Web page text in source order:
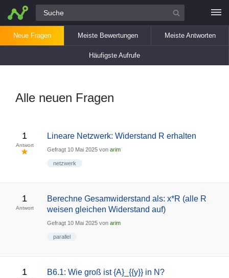
Alle Fragen
Neue Fragen Meiste Bewertungen Meiste Antworten
Häufigste Aufrufe
Alle neuen Fragen
1
Antwort
Lineare Netzwerk: Widerstand R erhalten
Gefragt 10 Mai 2025 von arim
netzwerk
1
Antwort
Berechne Gesamwiderstand als: x*R (alle R
weisen gleichen Widerstand auf)
Gefragt 10 Mai 2025 von arim
parallel
1 B6.1: Wie groß ist {A}_{{y}} in N?